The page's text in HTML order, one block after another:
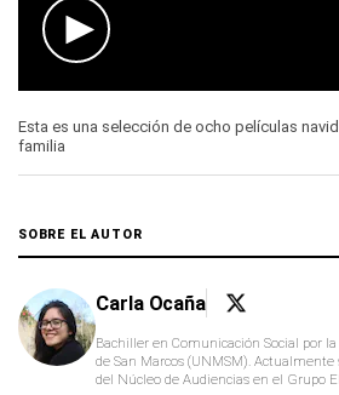
seconds
of
0
seconds
Esta es una selección de ocho películas
familia
SOBRE EL AUTOR
Carla Ocaña
Bachiller en Comunicación Social por
de San Marcos (UNMSM).
del Núcleo de Audiencias en el Grupo